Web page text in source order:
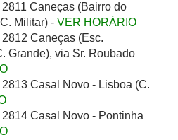
Caneças (Bairro do
Militar) - VER HORÁRIO
Caneças (Esc.
Grande), via Sr. Roubado
Casal Novo - Lisboa (C.
Casal Novo - Pontinha